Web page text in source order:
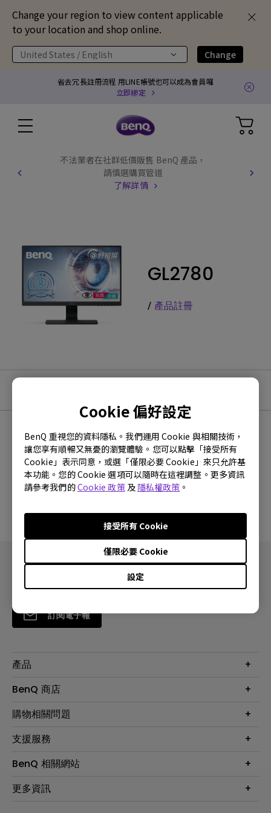
Change your region to view content applicable
to your location and shop online.
United States / English Change
Cookie 偏好設定
BenQ 重視您的資料隱私。我們運用 Cookie 與相關技術，
讓您享有順暢又無憂的瀏覽體驗。您可以點擊「接受所有
Cookie」表示同意，或選「僅限必要 Cookie」來只允許基
本功能。您的 Cookie 選項可以隨時在這裡調整。更多資訊
請參考我們的Cookie 政策及 隱私權政策 。
設定
僅限必要 Cookie
接受所有 Cookie
省去冗長註冊流程 用LINE帳號也可以成為會員囉
立即綁定
不法業者在社群低價販售 BenQ 產品，
請慎選購買管道
了解詳情
GL2780
/ 產品註冊
0 個結果 最新
沒有常見問題的影片
訂閱電子報
產品
大型液晶
投影機
智慧照明
專業拍物視訊鏡頭
BenQ 商店
最新產品與活動
尋找銷售據點
會員綁定LINE教學
購物相關問題
第一次購物就上手
延長保固購買
贈品兌換網站首頁
支援服務
服務公告
保固條例
BenQ 相關網站
專業商用解決方案
更多資訊